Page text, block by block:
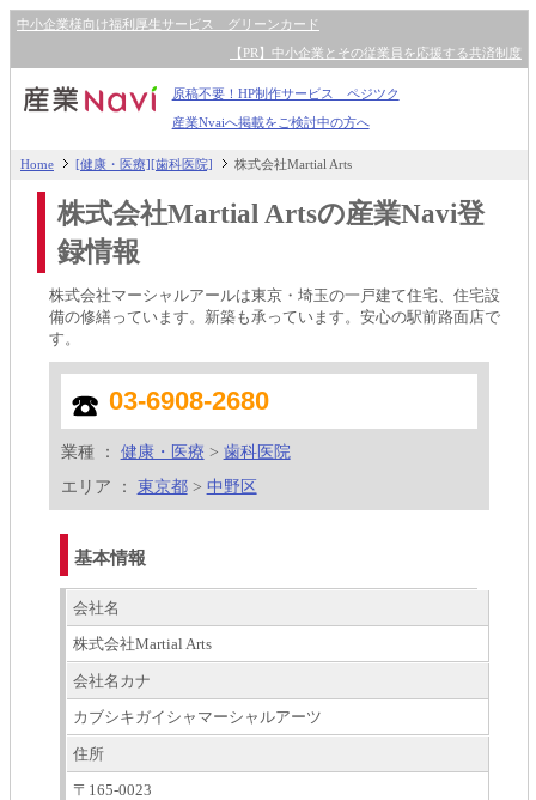
中小企業様向け福利厚生サービス グリーンカード
【PR】中小企業とその従業員を応援する共済制度
原稿不要！HP制作サービス ペジツク
産業Nvaiへ掲載をご検討中の方へ
Home [健康・医療][歯科医院] 株式会社Martial Arts
株式会社Martial Artsの産業Navi登
録情報
株式会社マーシャルアールは東京・埼玉の一戸建て住宅、住宅設
備の修繕っています。新築も承っています。安心の駅前路面店で
す。
03-6908-2680
業種 ： 健康・医療 > 歯科医院
エリア ： 東京都> 中野区
基本情報
会社名
株式会社Martial Arts
会社名カナ
カブシキガイシャマーシャルアーツ
住所
〒165-0023